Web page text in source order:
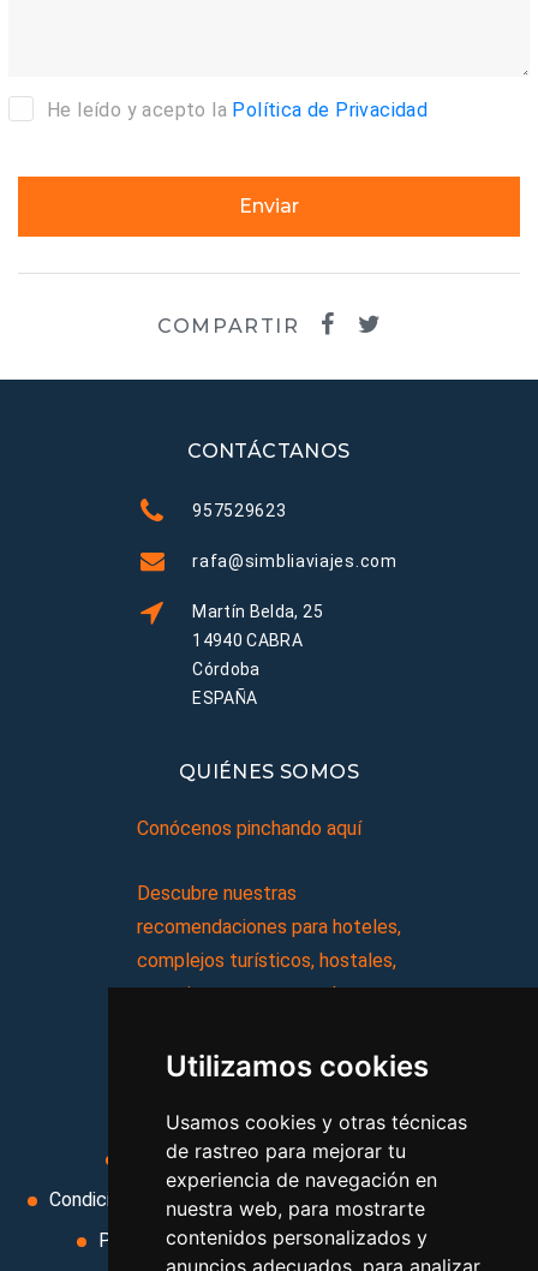
Utilizamos cookies
Usamos cookies y otras técnicas
de rastreo para mejorar tu
experiencia de navegación en
nuestra web, para mostrarte
contenidos personalizados y
anuncios adecuados, para analizar
He leído y acepto la Política de Privacidad
Enviar
COMPARTIR
CONTÁCTANOS
957529623
rafa@simbliaviajes.com
Martín Belda, 25
14940 CABRA
Córdoba
ESPAÑA
QUIÉNES SOMOS
Conócenos pinchando aquí
Descubre nuestras
recomendaciones para hoteles,
complejos turísticos, hostales,
vacaciones, paquetes de
Aviso legal
Condiciones de uso
Condiciones Generales
Ley de Viajes Combinados
Política de privacidad
Uso de cookies